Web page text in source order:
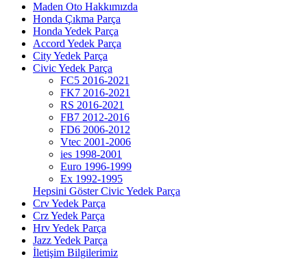
Maden Oto Hakkımızda
Honda Çıkma Parça
Honda Yedek Parça
Accord Yedek Parça
City Yedek Parça
Civic Yedek Parça
FC5 2016-2021
FK7 2016-2021
RS 2016-2021
FB7 2012-2016
FD6 2006-2012
Vtec 2001-2006
ies 1998-2001
Euro 1996-1999
Ex 1992-1995
Hepsini Göster Civic Yedek Parça
Crv Yedek Parça
Crz Yedek Parça
Hrv Yedek Parça
Jazz Yedek Parça
İletişim Bilgilerimiz